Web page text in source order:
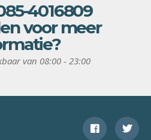
4016809
voor meer
van 08:00 - 23:00